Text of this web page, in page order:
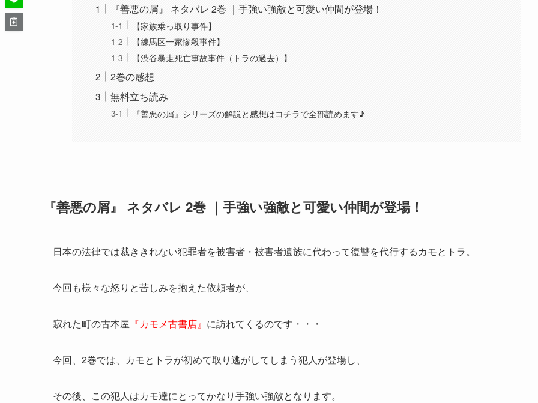
『善悪の屑』 ネタバレ 2巻 ｜手強い強敵と可愛い仲間が登場！
【家族乗っ取り事件】
【練馬区一家惨殺事件】
【渋谷暴走死亡事故事件（トラの過去）】
2巻の感想
無料立ち読み
『善悪の屑』シリーズの解説と感想はコチラで全部読めます♪
『善悪の屑』 ネタバレ 2巻 ｜手強い強敵と可愛い仲間が登場！
日本の法律では裁ききれない犯罪者を被害者・被害者遺族に代わって復讐を代行するカモとトラ。
今回も様々な怒りと苦しみを抱えた依頼者が、
寂れた町の古本屋 『カモメ古書店』 に訪れてくるのです・・・
今回、2巻では、カモとトラが初めて取り逃がしてしまう犯人が登場し、
その後、この犯人はカモ達にとってかなり手強い強敵となります。